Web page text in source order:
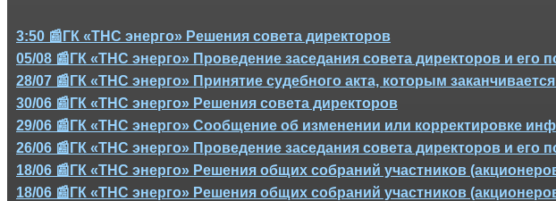
3:50 📰ГК «ТНС энерго» Решения совета директоров
05/08 📰ГК «ТНС энерго» Проведение заседания совета директоров и его
28/07 📰ГК «ТНС энерго» Принятие судебного акта, которым
30/06 📰ГК «ТНС энерго» Решения совета директоров
29/06 📰ГК «ТНС энерго» Сообщение об изменении или корректировке
26/06 📰ГК «ТНС энерго» Проведение заседания совета директоров и его
18/06 📰ГК «ТНС энерго» Решения общих собраний участников
18/06 📰ГК «ТНС энерго» Решения общих собраний участников